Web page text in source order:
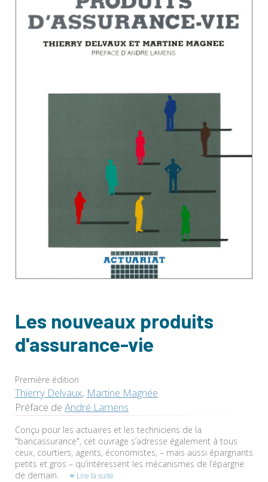
Les nouveaux produits
d'assurance-vie
Première édition
Thierry Delvaux, Martine Magnée
Préface de André Lamens
Conçu pour les actuaires et les techniciens de la
"bancassurance", cet ouvrage s’adresse également à tous
ceux, courtiers, agents, économistes, – mais aussi épargnants
petits et gros – qu’intéressent les mécanismes de l’épargne
de demain.
Lire la suite